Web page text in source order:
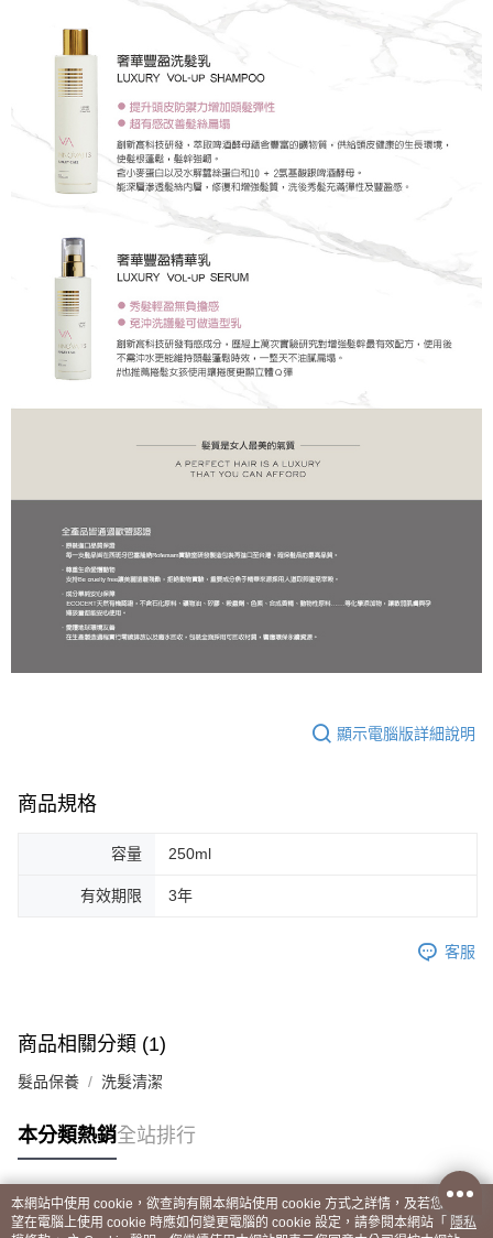
顯示電腦版詳細說明
商品規格
容量 250ml
有效期限 3年
客服
商品相關分類 (1)
髮品保養 洗髮清潔
本分類熱銷全站排行
熱門標籤
本網站中使用 cookie，欲查詢有關本網站使用 cookie 方式之詳情，及若您不希
望在電腦上使用 cookie 時應如何變更電腦的 cookie 設定，請參閱本網站「 隱私